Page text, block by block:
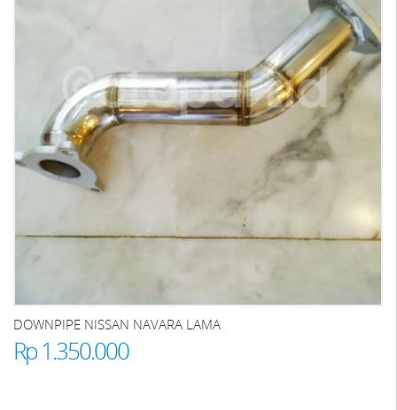
DOWNPIPE NISSAN NAVARA LAMA
Rp 1.350.000